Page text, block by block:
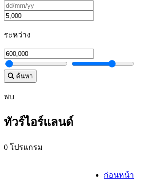
ระหว่าง
ค้นหา
พบ
ทัวร์ไอร์แลนด์
0 โปรแกรม
ก่อนหน้า